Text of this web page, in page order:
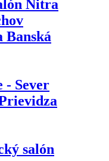
Nitra
Banská
- Sever
salón